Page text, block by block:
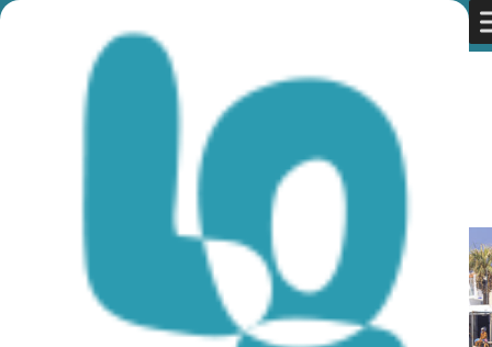
Discover Cyprus Sun & Sea
Plaża Miejskie Łaźnie – Blue Flag